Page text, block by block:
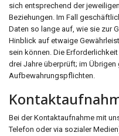
sich entsprechend der
Beziehungen. Im Fall
Daten so lange auf, wie sie zur
Hinblick auf etwaige
sein können. Die
drei Jahre überprüft; im
Aufbewahrungspflichten.
Bei der Kontaktaufnahme mit
Telefon oder via sozialer